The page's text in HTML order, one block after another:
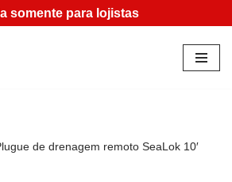
somente para lojistas
de drenagem remoto SeaLok 10′